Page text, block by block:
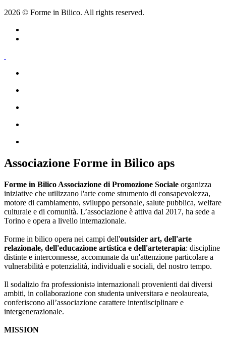
2026 © Forme in Bilico. All rights reserved.
Associazione Forme in Bilico aps
Forme in Bilico Associazione di Promozione Sociale organizza
iniziative che utilizzano l'arte come strumento di consapevolezza,
motore di cambiamento, sviluppo personale, salute pubblica, welfare
culturale e di comunità. L’associazione è attiva dal 2017, ha sede a
Torino e opera a livello internazionale.
Forme in bilico opera nei campi dell'outsider art, dell'arte
relazionale, dell'educazione artistica e dell'arteterapia: discipline
distinte e interconnesse, accomunate da un'attenzione particolare a
vulnerabilità e potenzialità, individuali e sociali, del nostro tempo.
Il sodalizio fra professionistə internazionali provenienti dai diversi
ambiti, in collaborazione con studentə universitarə e neolaureatə,
conferiscono all’associazione carattere interdisciplinare e
intergenerazionale.
MISSION